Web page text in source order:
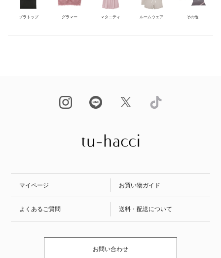
ブラトップ グラマー マタニティ ルームウェア その他
マイページ お買い物ガイド
よくあるご質問 送料・配送について
お問い合わせ